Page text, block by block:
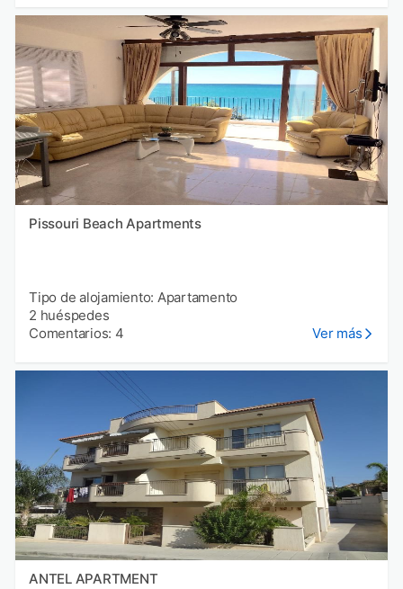
Pissouri Beach Apartments
Tipo de alojamiento: Apartamento
2 huéspedes
Comentarios: 4
Ver más
ANTEL APARTMENT